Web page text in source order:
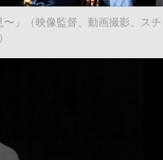
」（映像監督、動画撮影、スチ